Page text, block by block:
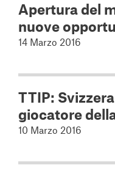
Apertura del
nuove
14 Marzo 2016
TTIP:
giocatore
10 Marzo 2016